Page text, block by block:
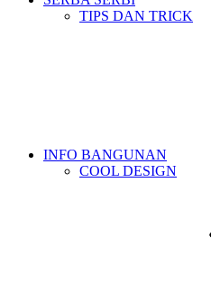
TIPS DAN TRICK
INFO BANGUNAN
COOL DESIGN